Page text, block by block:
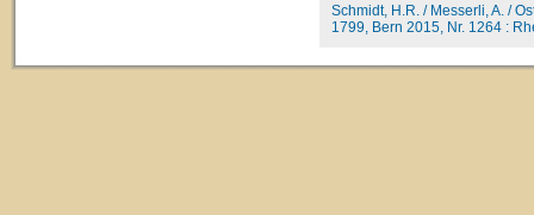
Schmidt, H.R. / Messerli, A. /
1799, Bern 2015, Nr. 1264 :